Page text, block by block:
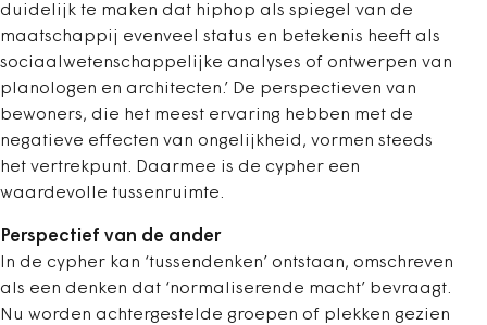
duidelijk te maken dat hiphop als spiegel van de
maatschappij evenveel status en betekenis heeft als
sociaalwetenschappelijke analyses of ontwerpen van
planologen en architecten.’ De perspectieven van
bewoners, die het meest ervaring hebben met de
negatieve effecten van ongelijkheid, vormen steeds
het vertrekpunt. Daarmee is de cypher een
waardevolle tussenruimte.
Perspectief van de ander
In de cypher kan ‘tussendenken’ ontstaan, omschreven
als een denken dat ‘normaliserende macht’ bevraagt.
Nu worden achtergestelde groepen of plekken gezien